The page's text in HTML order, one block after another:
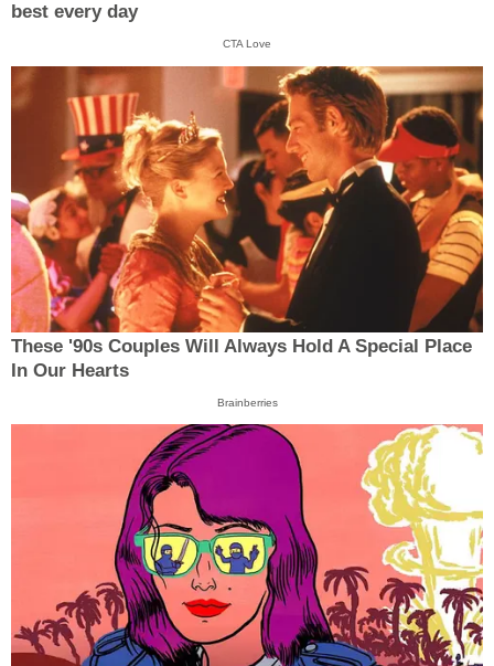
best every day
CTA Love
These '90s Couples Will Always Hold A Special Place
In Our Hearts
Brainberries